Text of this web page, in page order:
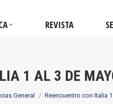
REVISTA
1 AL 3 DE
General Reencuentro con Italia